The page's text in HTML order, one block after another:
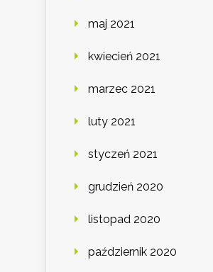
maj 2021
kwiecień 2021
marzec 2021
luty 2021
styczeń 2021
grudzień 2020
listopad 2020
październik 2020